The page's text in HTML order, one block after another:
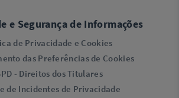
e Segurança de Informações
de Privacidade e Cookies
das Preferências de Cookies
- Direitos dos Titulares
de Incidentes de Privacidade